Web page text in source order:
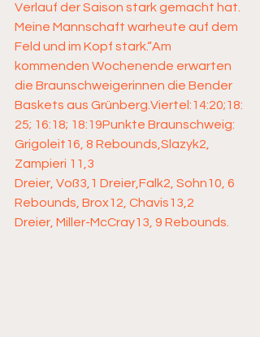
Verlauf der Saison stark gemacht hat.
Meine Mannschaft warheute auf dem
Feld und im Kopf stark.“Am
kommenden Wochenende erwarten
die Braunschweigerinnen die Bender
Baskets aus Grünberg.Viertel:14:20;18:
25; 16:18; 18:19Punkte Braunschweig:
Grigoleit16, 8 Rebounds,Slazyk2,
Zampieri 11,3
Dreier, Voß3,1 Dreier,Falk2, Sohn10, 6
Rebounds, Brox12, Chavis13,2
Dreier, Miller-McCray13, 9 Rebounds.